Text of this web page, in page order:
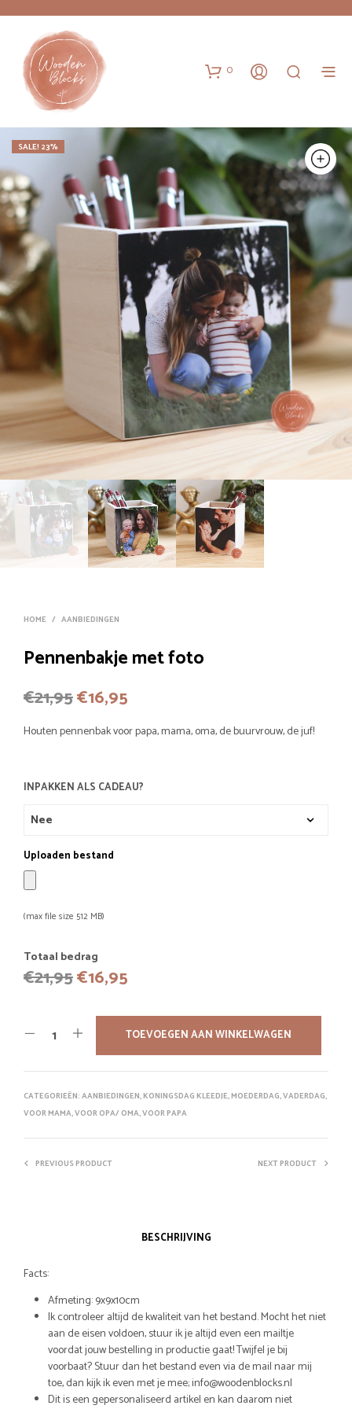
0
SALE! 23%
HOME / AANBIEDINGEN
Pennenbakje met foto
€21,95Oorspronkelijke
prijs
€21,95.
€16,95
prijs
€16,95.
Houten pennenbak voor papa, mama, oma, de buurvrouw, de juf!
INPAKKEN ALS CADEAU?
Uploaden bestand
(max file size 512 MB)
Totaal bedrag
€21,95Oorspronkelijke
was:
€21,95.
€16,95
is:
€16,95.
TOEVOEGEN AAN WINKELWAGEN
CATEGORIEËN:AANBIEDINGEN,KONINGSDAG KLEEDJE,MOEDERDAG,VADERDAG,
VOOR MAMA,VOOR OPA/ OMA,VOOR PAPA
PREVIOUS PRODUCT NEXT PRODUCT
BESCHRIJVING
Facts:
Afmeting: 9x9x10cm
Ik controleer altijd de kwaliteit van het bestand. Mocht het niet
aan de eisen voldoen, stuur ik je altijd even een mailtje
voordat jouw bestelling in productie gaat! Twijfel je bij
voorbaat? Stuur dan het bestand even via de mail naar mij
toe, dan kijk ik even met je mee; info@woodenblocks.nl
Dit is een gepersonaliseerd artikel en kan daarom niet